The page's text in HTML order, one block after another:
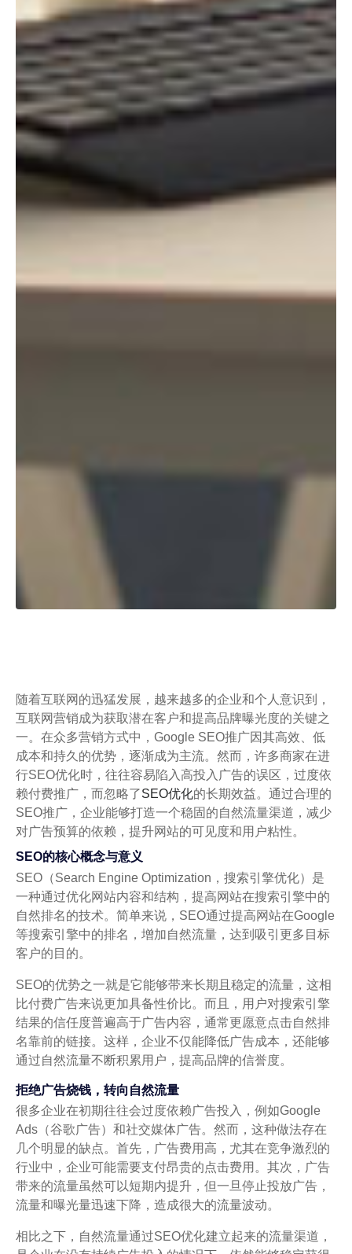
随着互联网的迅猛发展，越来越多的企业和个人意识到，
互联网营销成为获取潜在客户和提高品牌曝光度的关键之
一。在众多营销方式中，Google SEO推广因其高效、低
成本和持久的优势，逐渐成为主流。然而，许多商家在进
行SEO优化时，往往容易陷入高投入广告的误区，过度依
赖付费推广，而忽略了SEO优化的长期效益。通过合理的
SEO推广，企业能够打造一个稳固的自然流量渠道，减少
对广告预算的依赖，提升网站的可见度和用户粘性。
SEO的核心概念与意义
SEO（Search Engine Optimization，搜索引擎优化）是
一种通过优化网站内容和结构，提高网站在搜索引擎中的
自然排名的技术。简单来说，SEO通过提高网站在Google
等搜索引擎中的排名，增加自然流量，达到吸引更多目标
客户的目的。
SEO的优势之一就是它能够带来长期且稳定的流量，这相
比付费广告来说更加具备性价比。而且，用户对搜索引擎
结果的信任度普遍高于广告内容，通常更愿意点击自然排
名靠前的链接。这样，企业不仅能降低广告成本，还能够
通过自然流量不断积累用户，提高品牌的信誉度。
拒绝广告烧钱，转向自然流量
很多企业在初期往往会过度依赖广告投入，例如Google
Ads（谷歌广告）和社交媒体广告。然而，这种做法存在
几个明显的缺点。首先，广告费用高，尤其在竞争激烈的
行业中，企业可能需要支付昂贵的点击费用。其次，广告
带来的流量虽然可以短期内提升，但一旦停止投放广告，
流量和曝光量迅速下降，造成很大的流量波动。
相比之下，自然流量通过SEO优化建立起来的流量渠道，